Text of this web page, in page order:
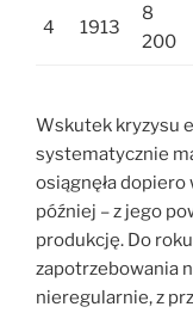
4 1913
8
200
Wskutek kryzysu
systematycznie
osiągnęła dopiero
później – z jego
produkcję. Do
zapotrzebowania
nieregularnie, z